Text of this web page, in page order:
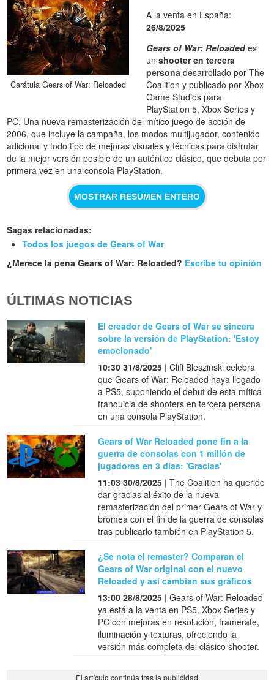
Carátula Gears of War: Reloaded
A la venta en España:
26/8/2025
Gears of War: Reloadedes
unshooter en tercera
persona desarrollado por The
Coalition y publicado por Xbox
Game Studios para
PlayStation 5, Xbox Series y
PC. Una nueva remasterización del mítico juego de acción de
2006, que incluye la campaña, los modos multijugador, contenido
adicional y todo tipo de mejoras visuales y técnicas para disfrutar
de la mejor versión posible de un auténtico clásico, que debuta por
primera vez en una consola PlayStation.
MOSTRAR RESUMEN ENTERO
Sagas relacionadas:
Todos los juegos de Gears of War
¿Merece la pena Gears of War: Reloaded? Escribe tu opinión
ÚLTIMAS NOTICIAS
El creador de Gears of War se sincera
sobre la versión de PlayStation: 'Estoy
emocionado'
10:30 31/8/2025 | Cliff Bleszinski celebra
que Gears of War: Reloaded haya llegado
a PS5, suponiendo el debut de esta mítica
franquicia de shooters en tercera persona
en una consola PlayStation.
Gears of War Reloaded pone fin a la
guerra de consolas con 1 millón de
jugadores en 3 días: 'Gracias'
11:03 30/8/2025 | The Coalition ha querido
dar gracias al éxito de la nueva
remasterización del primer Gears of War y
bromea con el fin de la guerra de consolas
tras publicarlo también en PlayStation 5.
¿Se nota el remaster? Comparan el
Gears of War original con el nuevo
Reloaded y así cambian sus gráficos
13:00 28/8/2025 | Gears of War: Reloaded
ya está a la venta en PS5, Xbox Series y
PC con mejoras en resolución, framerate,
iluminación y texturas, ofreciendo la
versión más completa del clásico shooter.